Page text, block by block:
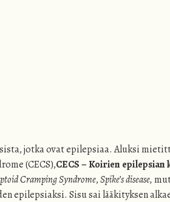
jotka ovat epilepsiaa. Aluksi
(CECS),CECS – Koirien epilepsian
Cramping Syndrome,Spike’s disease,
epilepsiaksi. Sisu sai lääkityksen